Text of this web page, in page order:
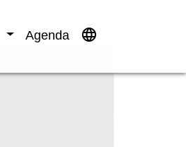
Agenda language